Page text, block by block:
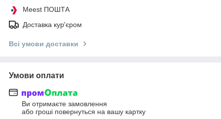
Meest ПОШТА
Доставка кур'єром
Всі умови доставки
Умови оплати
Ви отримаєте замовлення
або гроші повернуться на вашу картку